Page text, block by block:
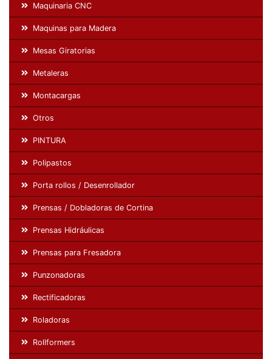
Maquinaria CNC
Maquinas para Madera
Mesas Giratorias
Metaleras
Montacargas
Otros
PINTURA
Polipastos
Porta rollos / Desenrollador
Prensas / Dobladoras de Cortina
Prensas Hidráulicas
Prensas para Fresadora
Punzonadoras
Rectificadoras
Roladoras
Rollformers